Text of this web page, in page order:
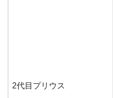
2代目プリウス